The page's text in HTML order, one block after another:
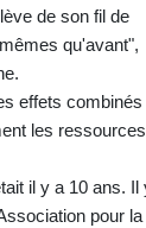
de son fil de
qu'avant",
effets combinés
les ressources
il y a 10 ans. Il
pour la